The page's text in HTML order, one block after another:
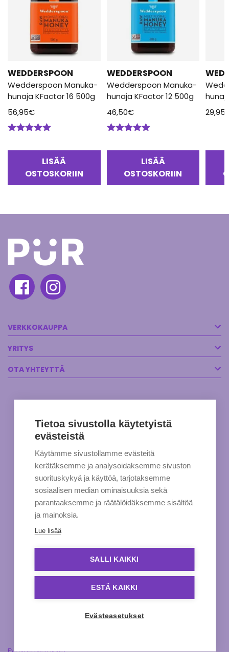
WEDDERSPOON
Wedderspoon Manuka-
hunaja KFactor 16 500g
56,95€
LISÄÄ
OSTOSKORIIN
WEDDERSPOON
Wedderspoon Manuka-
hunaja KFactor 12 500g
46,50€
LISÄÄ
OSTOSKORIIN
29,95
VERKKOKAUPPA
YRITYS
OTA YHTEYTTÄ
Tietoa sivustolla käytetyistä
evästeistä
Käytämme sivustollamme evästeitä
kerätäksemme ja analysoidaksemme sivuston
suorituskykyä ja käyttöä, tarjotaksemme
sosiaalisen median ominaisuuksia sekä
parantaaksemme ja räätälöidäksemme sisältöä
ja mainoksia.
Lue lisää
SALLI KAIKKI
ESTÄ KAIKKI
Evästeasetukset